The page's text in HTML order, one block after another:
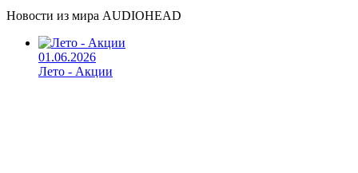
Новости из мира AUDIOHEAD
01.06.2026
Лето - Акции